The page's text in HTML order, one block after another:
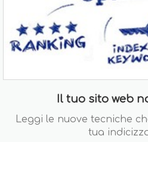
Il tuo sito web
Leggi le nuove tecniche
tua